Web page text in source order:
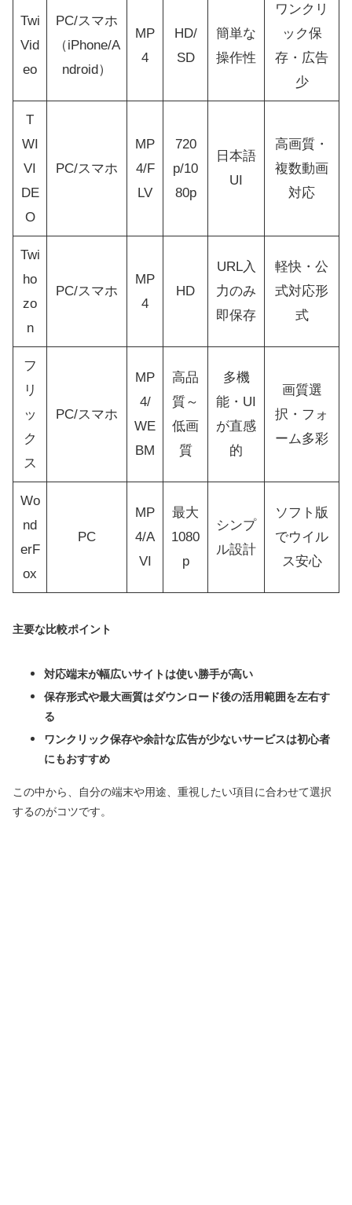
Twi
Vid
eo
PC/スマホ
（iPhone/A
ndroid）
MP
4
HD/
SD
簡単な
操作性
ワンクリ
ック保
存・広告
少
T
WI
VI
DE
O
PC/スマホ
MP
4/F
LV
720
p/10
80p
日本語
UI
高画質・
複数動画
対応
Twi
ho
zo
n
PC/スマホ
MP
4
HD
URL入
力のみ
即保存
軽快・公
式対応形
式
フ
リ
ッ
ク
ス
PC/スマホ
MP
4/
WE
BM
高品
質～
低画
質
多機
能・UI
が直感
的
画質選
択・フォ
ーム多彩
Wo
nd
erF
ox
PC
MP
4/A
VI
最大
1080
p
シンプ
ル設計
ソフト版
でウイル
ス安心
主要な比較ポイント
対応端末が幅広いサイトは使い勝手が高い
保存形式や最大画質はダウンロード後の活用範囲を左右す
る
ワンクリック保存や余計な広告が少ないサービスは初心者
にもおすすめ
この中から、自分の端末や用途、重視したい項目に合わせて選択
するのがコツです。